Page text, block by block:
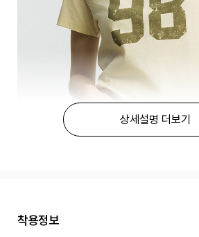
상세설명 더보기
착용정보